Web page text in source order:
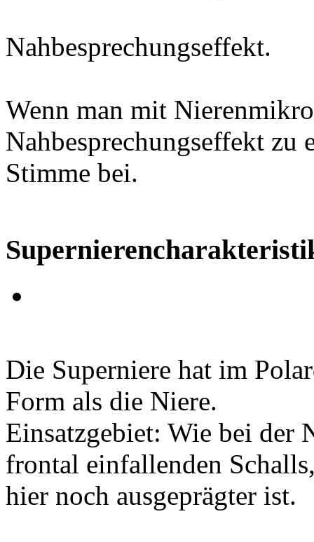
Nahbesprechungseffekt.
Wenn man mit
Nahbesprechungseffekt
Stimme bei.
Die Superniere hat im
Form als die Niere.
Einsatzgebiet: Wie bei der
frontal einfallenden
hier noch ausgeprägter ist.